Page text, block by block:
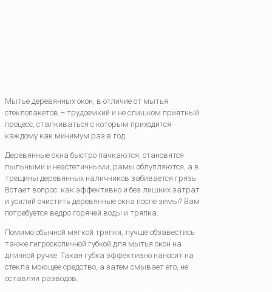
Мытье деревянных окон, в отличие от мытья
стеклопакетов – трудоемкий и не слишком приятный
процесс, сталкиваться с которым приходится
каждому как минимум раз в год.
Деревянные окна быстро пачкаются, становятся
пыльными и неэстетичными, рамы облупляются, а в
трещины деревянных наличников забивается грязь.
Встает вопрос: как эффективно и без лишних затрат
и усилий очистить деревянные окна после зимы? Вам
потребуется ведро горячей воды и тряпка.
Помимо обычной мягкой тряпки, лучше обзавестись
также гигроскопичной губкой для мытья окон на
длинной ручке. Такая губка эффективно наносит на
стекла моющее средство, а затем смывает его, не
оставляя разводов.